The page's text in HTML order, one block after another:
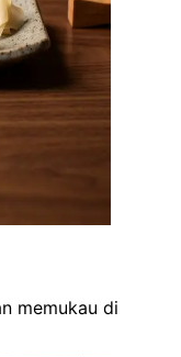
memukau di